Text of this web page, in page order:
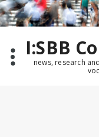
Zum
Inhalt
springen
I:SBB
news, research